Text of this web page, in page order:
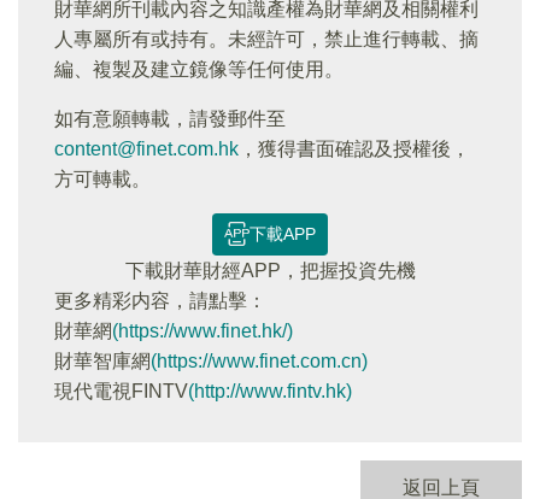
財華網所刊載內容之知識產權為財華網及相關權利
人專屬所有或持有。未經許可，禁止進行轉載、摘
編、複製及建立鏡像等任何使用。
如有意願轉載，請發郵件至
content@finet.com.hk ，獲得書面確認及授權後，
方可轉載。
下載APP
下載財華財經APP，把握投資先機
更多精彩内容，請點擊：
財華網(https://www.finet.hk/)
財華智庫網(https://www.finet.com.cn)
現代電視FINTV(http://www.fintv.hk)
返回上頁